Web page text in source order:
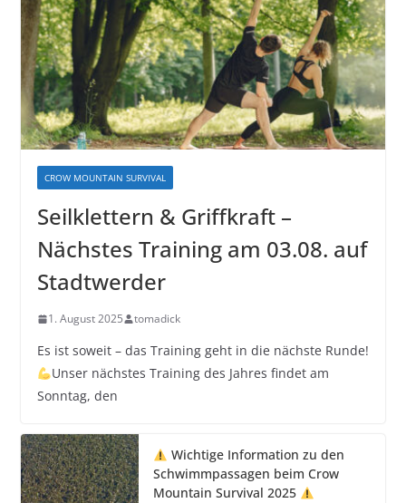
CROW MOUNTAIN SURVIVAL
Seilklettern & Griffkraft –
Nächstes Training am 03.08. auf
Stadtwerder
1. August 2025 tomadick
Es ist soweit – das Training geht in die nächste Runde!
Unser nächstes Training des Jahres findet am
Sonntag, den
Wichtige Information zu den
Schwimmpassagen beim Crow
Mountain Survival 2025